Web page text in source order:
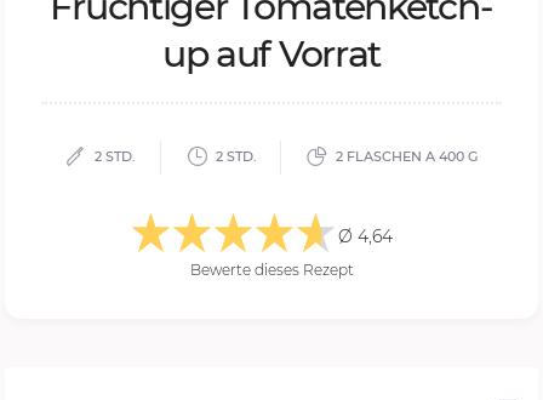
up auf Vor­rat
2 STD. 2 STD. 2 FLASCHEN A 400 G
Ø 4,64
Bewerte dieses Rezept